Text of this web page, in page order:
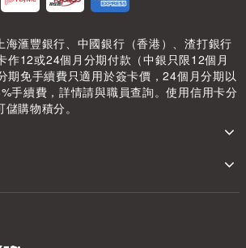
海滙豐銀行、中國銀行（香港）、渣打銀行
作12或24個月分期付款（中銀只限12個月
期免手續費只適用於簽卡價，24個月分期以
手續費，詳情請與職員查詢。使用信用卡分
購物積分。